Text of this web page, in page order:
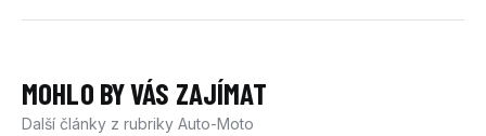
MOHLO BY VÁS ZAJÍMAT
Další články z rubriky Auto-Moto